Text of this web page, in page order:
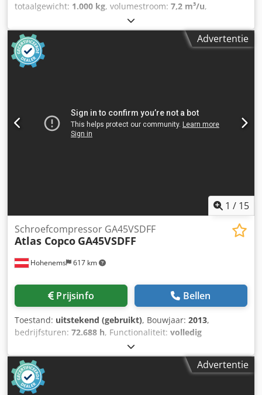
totaalgewicht: 1.000 kg, volumestroom: 7,2 m³/u,
, ingangsspanning:
COPCO GA 45 schroefcompressor Met koeldroger Motor 45
kW Capaciteit: 7,20 m3/min Dksdpfx Ajukvvasg Tsr Druk:
7,5 bar Compressor volledig operationeel.
Advertentie
1 / 15
Hohenems 617 km
Schroefcompressor GA45VSDFF
Atlas Copco GA45VSDFF
Prijsinfo Bellen
Toestand: uitstekend (gebruikt), Bouwjaar: 2013,
bedrijfsturen: 72.688 h, Functionaliteit: volledig
, Schroefcompressor Atlas Copco GA45VSDFF
Omvormer en droger geïntegreerd. 45 kW 12,75 bar 8,67
m³/min Bouwjaar: 2013 Dedpfxoznlx Se Ag Tekr
Bedrijfstijden: 72.688 uur
Advertentie